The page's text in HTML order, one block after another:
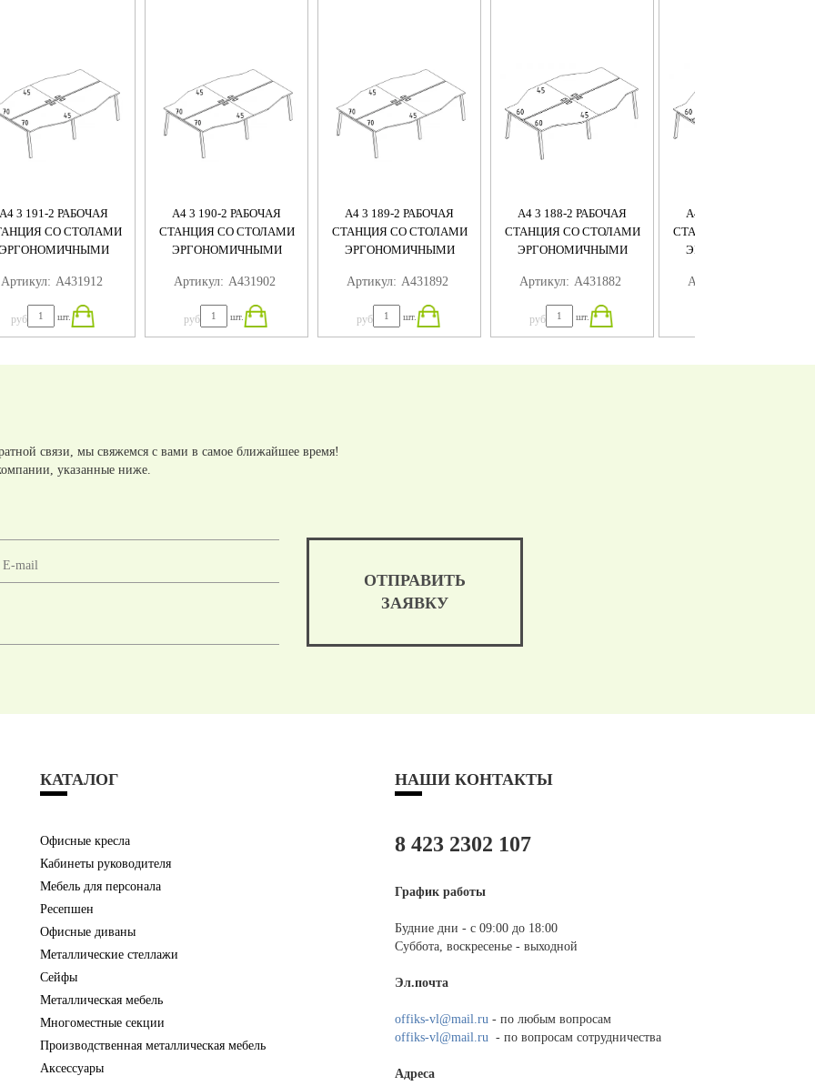
А4 3 191-2 РАБОЧАЯ
СО СТОЛАМИ
ЭРГОНОМИЧНЫМИ
320X184X75
Артикул: А431912
руб шт.
А4 3 190-2 РАБОЧАЯ
СТАНЦИЯ СО СТОЛАМИ
ЭРГОНОМИЧНЫМИ
280X184X75
Артикул: А431902
руб шт.
А4 3 189-2 РАБОЧАЯ
СТАНЦИЯ СО СТОЛАМИ
ЭРГОНОМИЧНЫМИ
240X184X75
Артикул: А431892
руб шт.
А4 3 188-2 РАБОЧАЯ
СТАНЦИЯ СО СТОЛАМИ
ЭРГОНОМИЧНЫМИ
Артикул: А431882
руб шт.
А4 3 187-2 РАБОЧАЯ
СТАНЦИЯ СО СТОЛАМИ
ЭРГОНОМИЧНЫМИ
Артикул:
связи, мы свяжемся с вами в самое ближайшее время!
указанные ниже.
ОТПРАВИТЬ
ЗАЯВКУ
КАТАЛОГ
Офисные кресла
Кабинеты руководителя
Мебель для персонала
Ресепшен
Офисные диваны
Металлические стеллажи
Сейфы
Металлическая мебель
Многоместные секции
Производственная металлическая мебель
Аксессуары
НАШИ КОНТАКТЫ
8 423 2302 107
График работы
Будние дни - с 09:00 до 18:00
Суббота, воскресенье - выходной
Эл.почта
offiks-vl@mail.ru - по любым вопросам
offiks-vl@mail.ru - по вопросам сотрудничества
Адреса